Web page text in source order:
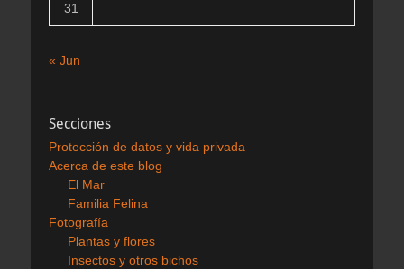
31
« Jun
Secciones
Protección de datos y vida privada
Acerca de este blog
El Mar
Familia Felina
Fotografía
Plantas y flores
Insectos y otros bichos